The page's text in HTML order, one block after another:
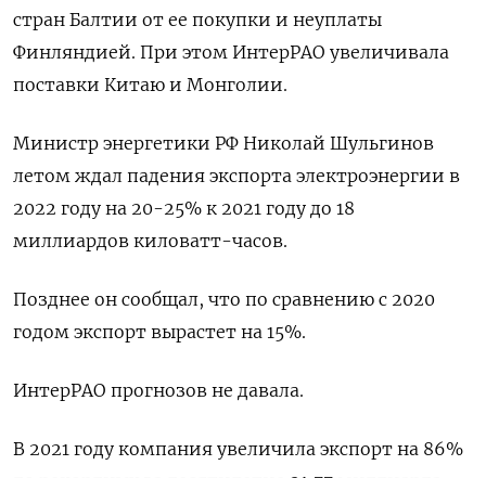
стран Балтии от ее покупки и неуплаты
Финляндией. При этом ИнтерРАО увеличивала
поставки Китаю и Монголии.
Министр энергетики РФ Николай Шульгинов
летом ждал падения экспорта электроэнергии в
2022 году на 20-25% к 2021 году до 18
миллиардов киловатт-часов.
Позднее он сообщал, что по сравнению с 2020
годом экспорт вырастет на 15%.
ИнтерРАО прогнозов не давала.
В 2021 году компания увеличила экспорт на 86%